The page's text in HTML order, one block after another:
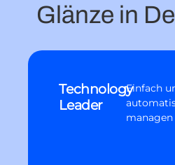
Glänze in
Technology
Leader
Einfach
managen